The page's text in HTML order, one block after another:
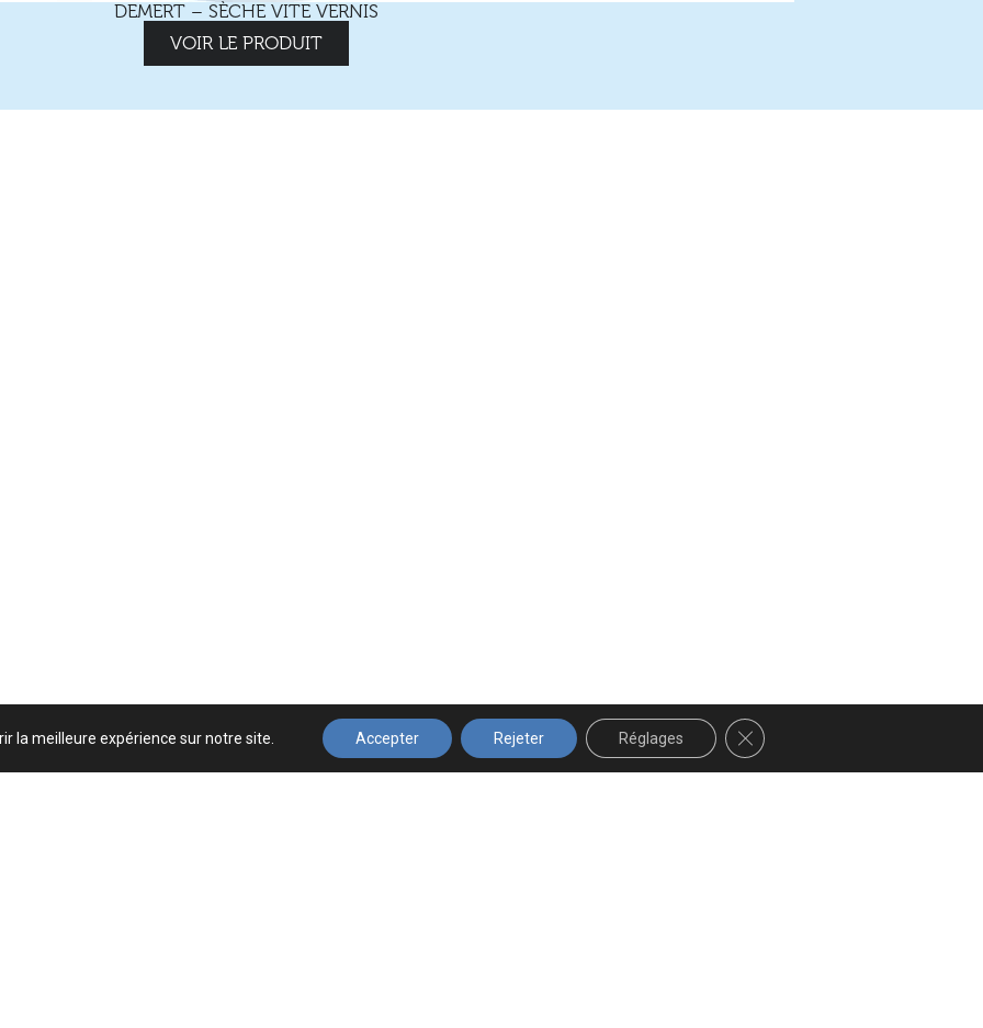
DEMERT – SÈCHE VITE VERNIS
VOIR LE PRODUIT
la meilleure expérience sur notre site. Accepter Rejeter Réglages FERMER LA BANNIÈRE DES